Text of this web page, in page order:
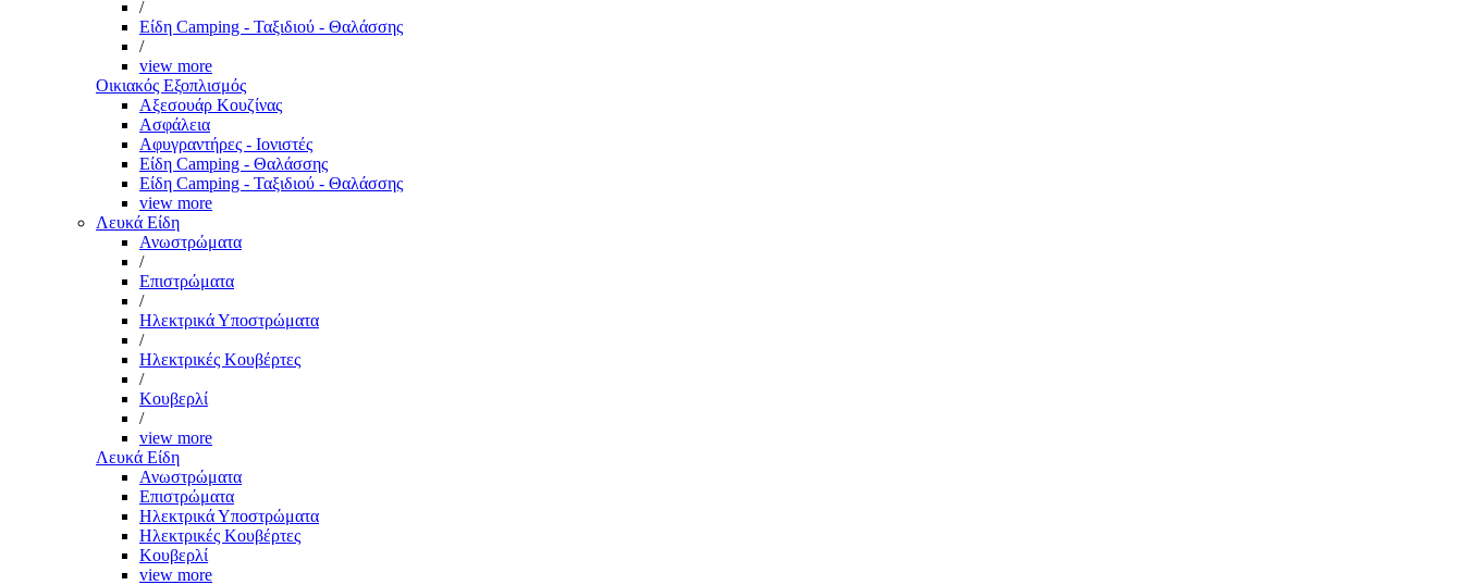
/
Είδη Camping - Ταξιδιού - Θαλάσσης
/
view more
Οικιακός Εξοπλισμός
Αξεσουάρ Κουζίνας
Ασφάλεια
Αφυγραντήρες - Ιονιστές
Είδη Camping - Θαλάσσης
Είδη Camping - Ταξιδιού - Θαλάσσης
view more
Λευκά Είδη
Ανωστρώματα
/
Επιστρώματα
/
Ηλεκτρικά Υποστρώματα
/
Ηλεκτρικές Κουβέρτες
/
Κουβερλί
/
view more
Λευκά Είδη
Ανωστρώματα
Επιστρώματα
Ηλεκτρικά Υποστρώματα
Ηλεκτρικές Κουβέρτες
Κουβερλί
view more